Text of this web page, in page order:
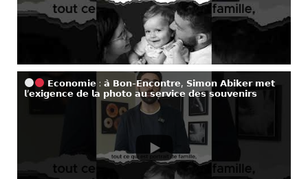
𝗘𝗰𝗼𝗻𝗼𝗺𝗶𝗲 : 𝗮̀ 𝗕𝗼𝗻-𝗘𝗻𝗰𝗼𝗻𝘁𝗿𝗲, 𝗦𝗶𝗺𝗼𝗻 𝗔𝗯𝗶𝗸𝗲𝗿 𝗺𝗲𝘁
𝗹’𝗲𝘅𝗶𝗴𝗲𝗻𝗰𝗲 𝗱𝗲 𝗹𝗮 𝗽𝗵𝗼𝘁𝗼 𝗮𝘂 𝘀𝗲𝗿𝘃𝗶𝗰𝗲 𝗱𝗲𝘀 𝘀𝗼𝘂𝘃𝗲𝗻𝗶𝗿𝘀